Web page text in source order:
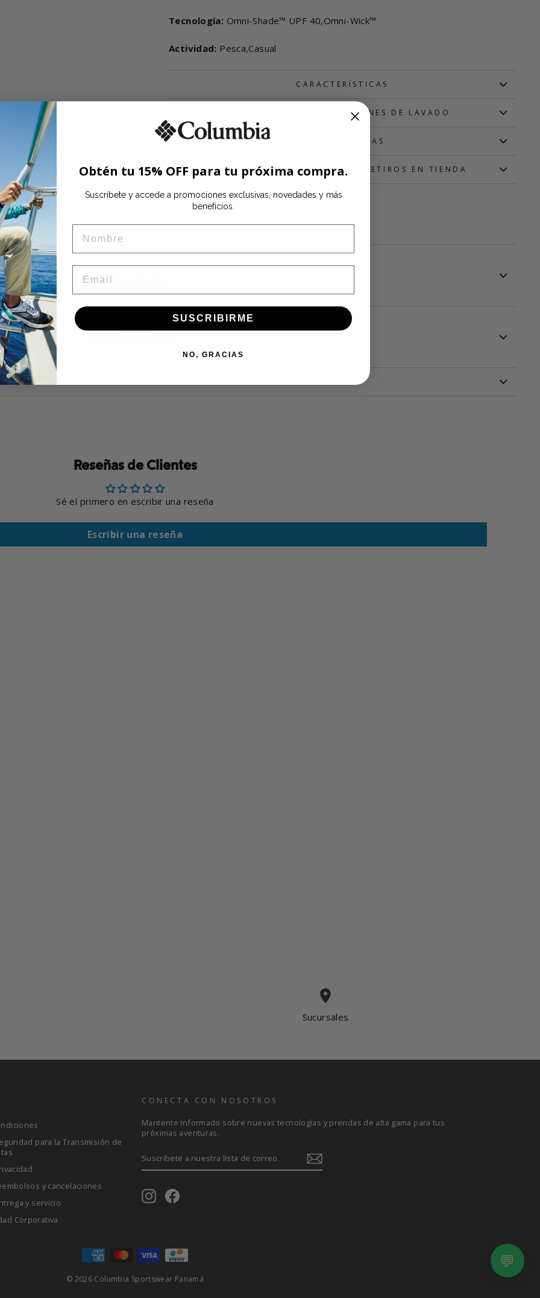
💬
Tecnología: Omni-Shade™ UPF 40,Omni-Wick™
Actividad: Pesca,Casual
CARACTERÍSTICAS
MATERIALES E INTRUCCIONES DE LAVADO
GUÍA DE TALLAS
INFORMACIÓN DE ENVIOS Y RETIROS EN TIENDA
OMNI-WICK™
Reseñas de Clientes
Sé el primero en escribir una reseña
Escribir una reseña
place
Sucursales
para la Transmisión de
y cancelaciones
y servicio
Corporativa
CONECTA CON NOSOTROS
Mantente informado sobre nuevas tecnologías y prendas de alta gama para tus
próximas aventuras.
A
NUESTRA
CORREO
Instagram
© 2026 Columbia Sportswear Panamá
Obtén tu 15% OFF para tu próxima compra.
Suscríbete y accede a promociones exclusivas, novedades y más
beneficios.
SUSCRIBIRME
NO, GRACIAS